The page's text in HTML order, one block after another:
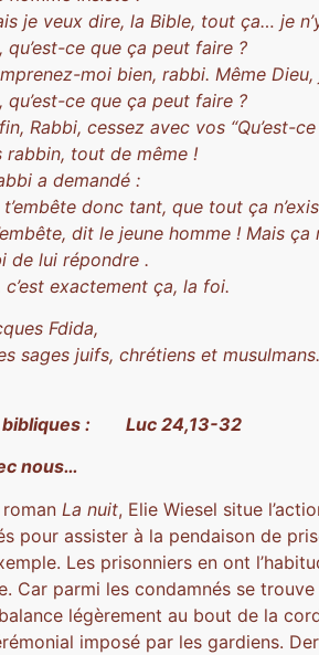
je veux dire, la Bible, tout ça… je
qu’est-ce que ça peut faire ?
moi bien, rabbi. Même Dieu,
qu’est-ce que ça peut faire ?
Rabbi, cessez avec vos “Qu’est-
rabbin, tout de même !
a demandé :
donc tant, que tout ça
dit le jeune homme ! Mais
de lui répondre .
c’est exactement ça, la foi.
Fdida,
sages juifs, chrétiens et
bibliques : Luc 24,13-32
nous…
La nuit, Elie Wiesel situe
pour assister à la pendaison de
Les prisonniers en ont
Car parmi les condamnés se
légèrement au bout de la
imposé par les gardiens.